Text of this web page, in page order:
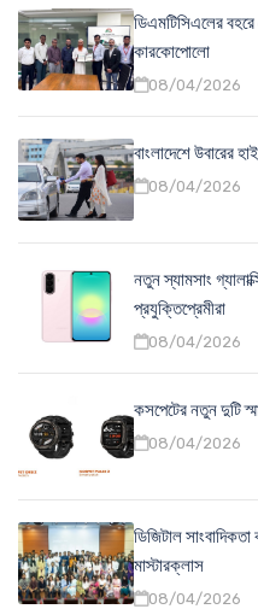
ডিএমটিসিএলের
কারকোপোলো
08/04/2026
বাংলাদেশে উবারের
08/04/2026
নতুন স্যামসাং
প্রযুক্তিপ্রেমীরা
08/04/2026
কসপেটের নতুন দুটি
08/04/2026
ডিজিটাল
মাস্টারক্লাস
08/04/2026